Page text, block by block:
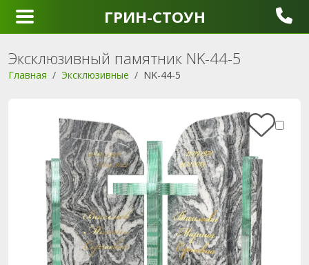
ГРИН-СТОУН
Эксклюзивный памятник NK-44-5
Главная Эксклюзивные NK-44-5